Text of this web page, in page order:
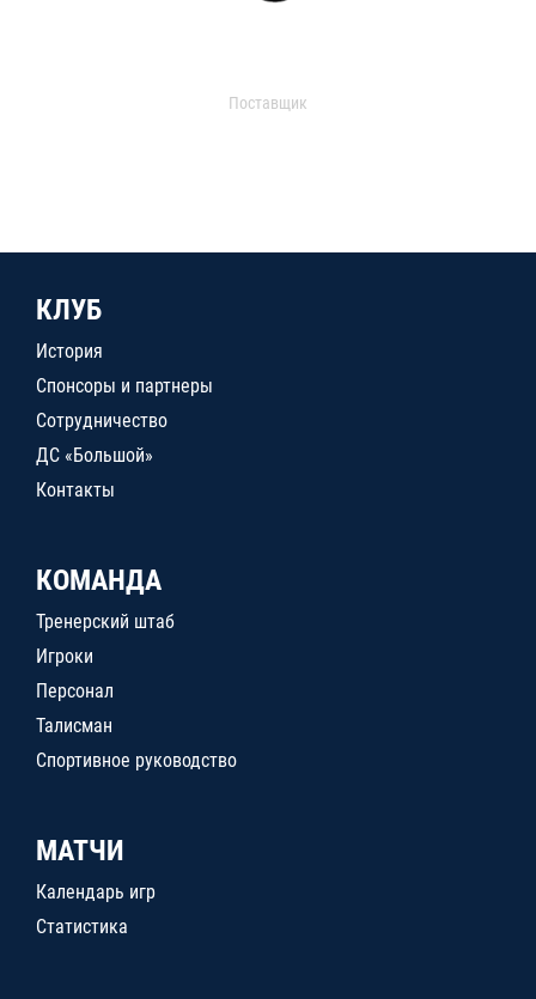
Поставщик
КЛУБ
История
Спонсоры и партнеры
Сотрудничество
ДС «Большой»
Контакты
КОМАНДА
Тренерский штаб
Игроки
Персонал
Талисман
Спортивное руководство
МАТЧИ
Календарь игр
Статистика